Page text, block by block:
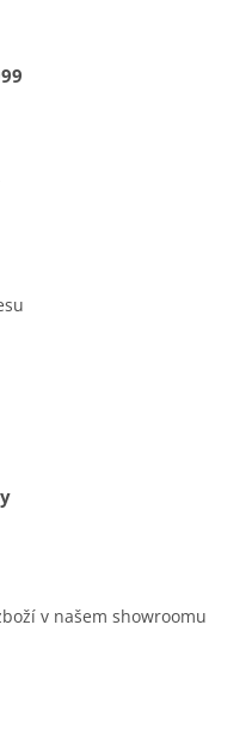
v našem showroomu